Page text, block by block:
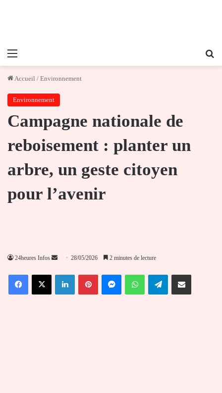
Menu
Accueil / Environnement
Environnement
Campagne nationale de
reboisement : planter un
arbre, un geste citoyen
pour l’avenir
24heures Infos
Envoyer
courriel
28/05/2026 2 minutes de lecture
FacebookX LinkedinPinterestMessengerWhatsAppTelegramPartager par email